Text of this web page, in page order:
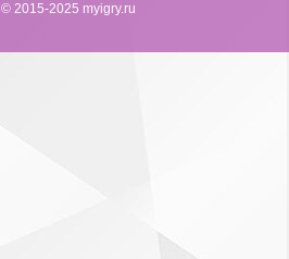
© 2015-2025 myigry.ru